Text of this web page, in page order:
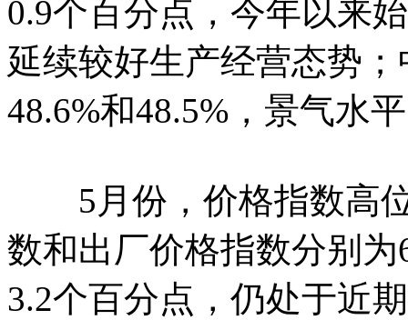
0.9个百分点，今年以来
延续较好生产经营态势
48.6%和48.5%，景气水
5月份，价格指数高位
数和出厂价格指数分别为
3.2个百分点，仍处于近